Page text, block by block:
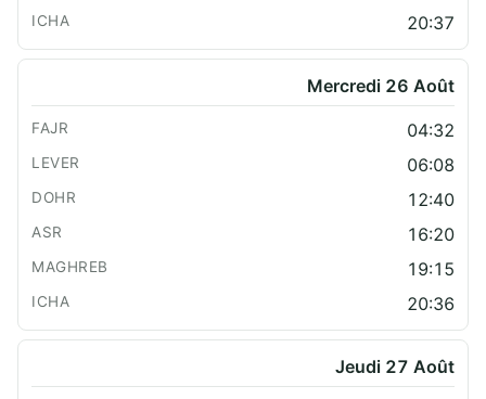
20:37
Mercredi 26 Août
04:32
06:08
12:40
16:20
19:15
20:36
Jeudi 27 Août